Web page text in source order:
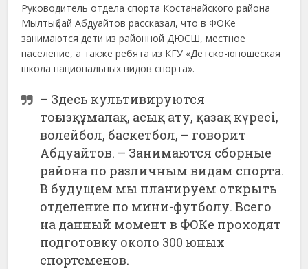
Руководитель отдела спорта Костанайского района
Мылтықбай Абдуайтов рассказал, что в ФОКе
занимаются дети из районной ДЮСШ, местное
население, а также ребята из КГУ «Детско-юношеская
школа национальных видов спорта».
– Здесь культивируются
тоғызқұмалақ, асық ату, қазақ күресі,
волейбол, баскетбол, – говорит
Абдуайтов. – Занимаются сборные
района по различным видам спорта.
В будущем мы планируем открыть
отделение по мини-футболу. Всего
на данный момент в ФОКе проходят
подготовку около 300 юных
спортсменов.